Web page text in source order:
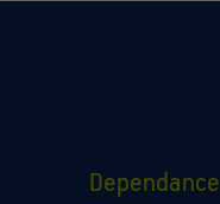
Dependance